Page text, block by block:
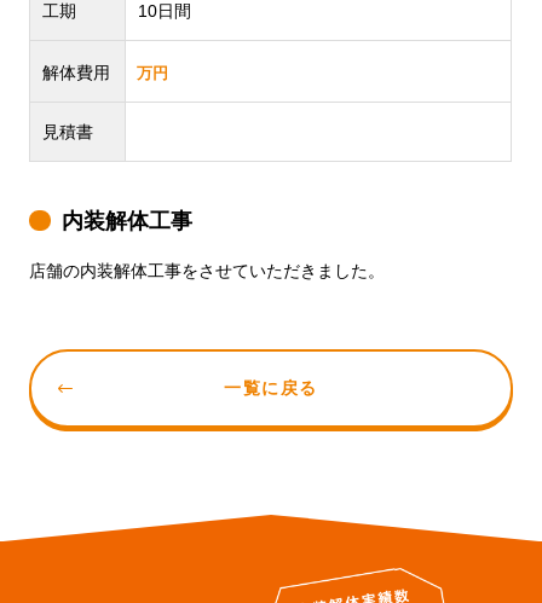
工期 10日間
解体費用 万円
見積書
内装解体工事
店舗の内装解体工事をさせていただきました。
一覧に戻る